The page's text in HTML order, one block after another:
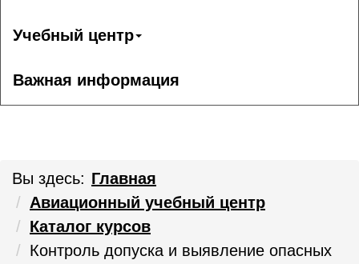
Учебный центр
Важная информация
Вы здесь: Главная
Авиационный учебный центр
Каталог курсов
Контроль допуска и выявление опасных